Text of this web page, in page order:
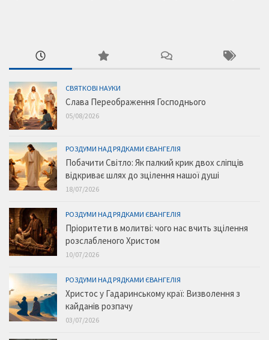
СВЯТКОВІ НАУКИ
Слава Переображення Господнього
05/08/2026
РОЗДУМИ НАД РЯДКАМИ ЄВАНГЕЛІЯ
Побачити Світло: Як палкий крик двох сліпців
відкриває шлях до зцілення нашої душі
18/07/2026
РОЗДУМИ НАД РЯДКАМИ ЄВАНГЕЛІЯ
Пріоритети в молитві: чого нас вчить зцілення
розслабленого Христом
10/07/2026
РОЗДУМИ НАД РЯДКАМИ ЄВАНГЕЛІЯ
Христос у Гадаринському краї: Визволення з
кайданів розпачу
03/07/2026